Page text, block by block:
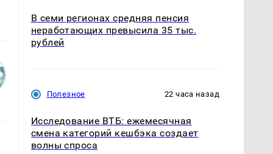
В семи регионах средняя пенсия
неработающих превысила 35 тыс.
рублей
Полезное 22 часа назад
Исследование ВТБ: ежемесячная
смена категорий кешбэка создает
волны спроса